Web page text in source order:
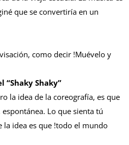
que se convertiría en un
como decir !Muévelo y
“Shaky Shaky”
la idea de la coreografía, es que
Lo que sienta tú
la idea es que !todo el mundo